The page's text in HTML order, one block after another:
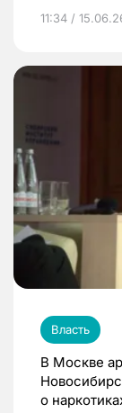
11:34 /
Власть
В Москве
о